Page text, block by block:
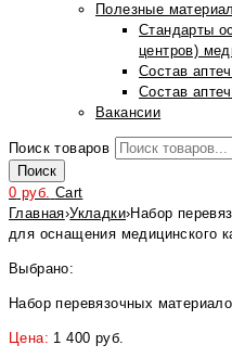
Полезные
Стандарты
центров)
Состав
Состав
Вакансии
Поиск товаров
Поиск
0 руб. Cart
Главная›Укладки›Набор
для оснащения медицинского
Выбрано:
Набор перевязочных
Цена: 1 400 руб.